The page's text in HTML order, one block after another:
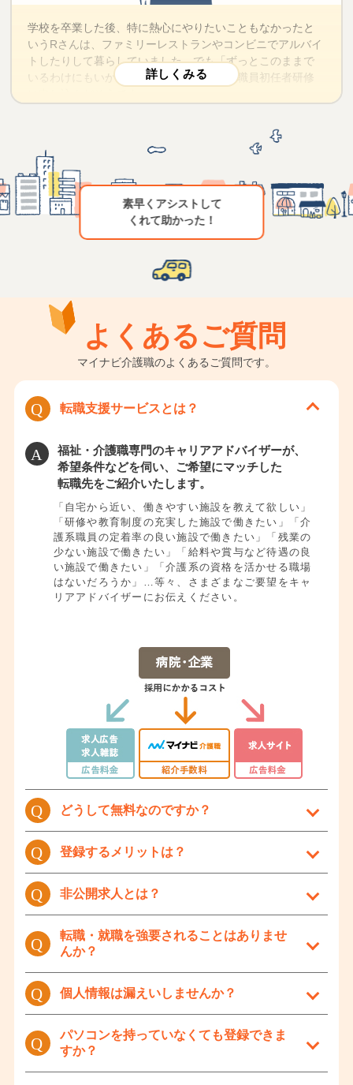
※利用者の特定を避けるため、一部内容を変更して掲載しております。
に整理していきました。Aさんの希望は、無資格未経験者を
しっかり教育してくれる姿勢があり、できれば資格取得支
援制度がある会社。転職によりいったんは年収が下がった
としても、いずれはキャリアアップ、年収アップがかなう
ところ、そのうちの1社から内定を得ることができました。
「マイナビ介護職」への登録からわずか3ヶ月月後のことで
した。入社後に介護職員初任者研修を修了してからは、正
社員として有料老人ホームで活躍しています。
無資格未経験は大きなハンデのように感じるかもしれませ
んが、介護業界では必ずしもそうではありません。Ａさん
て、会社側もそれを受け入れ、育てていこうとする数少な
い業界だといえるでしょう。ただし、無資格未経験者が介
護職へ転職するためには、あらかじめ介護業界についての
知識を大まかにでも頭に入れたうえで、希望条件を絞って
おくことが大切です。
※利用者の特定を避けるため、一部内容を変更して掲載しております。
学校を卒業した後、特に熱心にやりたいこともなかったと
いうRさんは、ファミリーレストランやコンビニでアルバイ
トしたりして暮らしていました。でも「ずっとこのままで
いるわけにもいかないかな」と思って介護職員初任者研修
ームで働けるようになったのですが、そのうち「年収を上
げたい」「他の介護系の職場で新しいことをしてみたい」
と思うようになりました。前の職場は長く働いている人が
たくさんいて、主任など上のポストが空きそうになかった
のも理由の一つです。
お友達がマイナビを使って転職していて良かったと聞いて
仕事をしながらの転職活動だったので、ほとん
ど全部電話とメールでのお仕事紹介・詳細説明
ホームで仕事をしながらの転職活動だったので、面談の時
間が取れず、ほとんど全部電話とメールでのお仕事紹介・
詳細説明となりました。現職の方はお時間がないのがよく
ドバイザー側でスケジュールを組むことも心がけました。
お仕事についてのご希望をお電話で色々うかがって確か
面接できる日程を決めたケースもありました。決断も素早
くしていただけたので、ご登録ののち、2週間くらいで内定
が出ました。
就職後に、「転職先では先輩が色々新しい仕事を教えてく
れた、施設の新規オープンがあるところなので、比較的昇
格しやすく、希望を持って働いています」という明るいコ
メントをいただけました。
※利用者の特定を避けるため、一部内容を変更して掲載しております。
トして
よくあるご質問
マイナビ介護職のよくあるご質問です。
転職支援サービスとは？
福祉・介護職専門のキャリアアドバイザーが、
希望条件などを伺い、ご希望にマッチした
転職先をご紹介いたします。
「自宅から近い、働きやすい施設を教えて欲しい」
「研修や教育制度の充実した施設で働きたい」「介
護系職員の定着率の良い施設で働きたい」「残業の
少ない施設で働きたい」「給料や賞与など待遇の良
い施設で働きたい」「介護系の資格を活かせる職場
はないだろうか」…等々、さまざまなご要望をキャ
リアアドバイザーにお伝えください。
どうして無料なのですか？
「マイナビ介護職」は、厚生労働省の認可を受け
（厚生労働大臣許可番号：13-ユ-080554）
で、ご利用者様からは、ご登録から転職・就職に至
るまで、一切費用はいただきません。
せんので、どなたでも安心してご利用いただけるサ
ービスです。
登録するメリットは？
福祉・介護職専門のキャリアアドバイザーが、希
ご希望にマッチした転職先をご紹介いたします。
転職・就職希望者様の立場になって情報をご提供
「マイナビ介護職」の転職・就職支援サービスで
ーが、転職・就職希望者様の立場になって情報（病
院・施設の雰囲気、職員の定着率、残業時間など）
を提供することが可能です。転職・就職希望者様が
「ほんとうに知りたかった情報」を提供できるよう
非公開求人とは？
「マイナビ介護職」で取り扱っている求人のう
ち、約40％は「マイナビ介護職」サイト上からご
非公開求人は、下記の理由によって、サイト上には
人気のある医療機関や企業が、求人を公にしてしま
うと応募が殺到する場合があります。 選考を効率
転職・就職を強要されることはありませ
んか？
転職・就職を強要することは一切ありません。
仮に応募先から内定をいただいたとしても、ご本人
が納得しない限り、内定を承諾する必要はありませ
ん。内定先への辞退の連絡も、キャリアアドバイザ
個人情報は漏えいしませんか？
個人情報が漏えいすることはありませんので、ご
安心ください。
当サイトからの登録などで収集したご登録者様の個
パソコンを持っていなくても登録できま
すか？